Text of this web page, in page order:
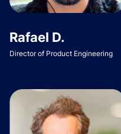
Rafael D.
Director of Product Engineering